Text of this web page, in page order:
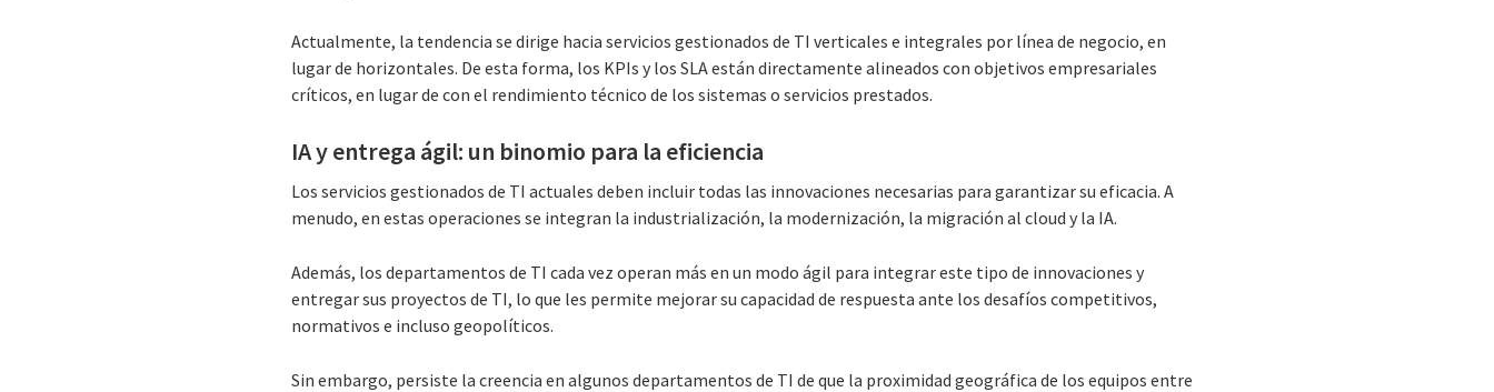
Actualmente, la tendencia se dirige hacia servicios gestionados de TI verticales e integrales por línea de negocio, en
lugar de horizontales. De esta forma, los KPIs y los SLA están directamente alineados con objetivos empresariales
críticos, en lugar de con el rendimiento técnico de los sistemas o servicios prestados.
IA y entrega ágil: un binomio para la eficiencia
Los servicios gestionados de TI actuales deben incluir todas las innovaciones necesarias para garantizar su eficacia. A
menudo, en estas operaciones se integran la industrialización, la modernización, la migración al cloud y la IA.
Además, los departamentos de TI cada vez operan más en un modo ágil para integrar este tipo de innovaciones y
entregar sus proyectos de TI, lo que les permite mejorar su capacidad de respuesta ante los desafíos competitivos,
normativos e incluso geopolíticos.
Sin embargo, persiste la creencia en algunos departamentos de TI de que la proximidad geográfica de los equipos entre